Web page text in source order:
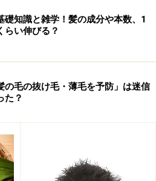
礎知識と雑学！髪の成分や本数、1
らい伸びる？
の毛の抜け毛・薄毛を予防」は迷信
た？